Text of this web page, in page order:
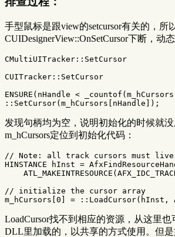
手型鼠标是跟view的setcursor有关的，所
CUIDesignerView::OnSetCursor下断，动
CMultiUITracker :: SetCursor
CUITracker :: SetCursor
ENSURE ( nHandle < _countof ( m_hCursors
:: SetCursor( m_hCursors nHandle ]);
发现句柄均为空，说明初始化的时候就
m_hCursors定位到初始化代码：
// Note: all track cursors must live
HINSTANCE
hInst =
ATL_MAKEINTRESOURCE (
// initialize the cursor array
m_hCursors 0 = :: LoadCursor( hInst ,
LoadCursor找不到相应的资源，从这里
DLL里加载的，以共享的方式使用。但